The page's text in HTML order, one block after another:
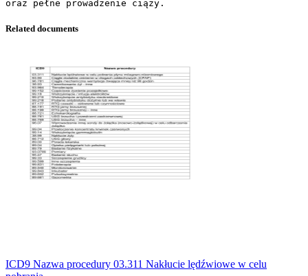
Related documents
ICD9 Nazwa procedury 03.311 Nakłucie lędźwiowe w celu